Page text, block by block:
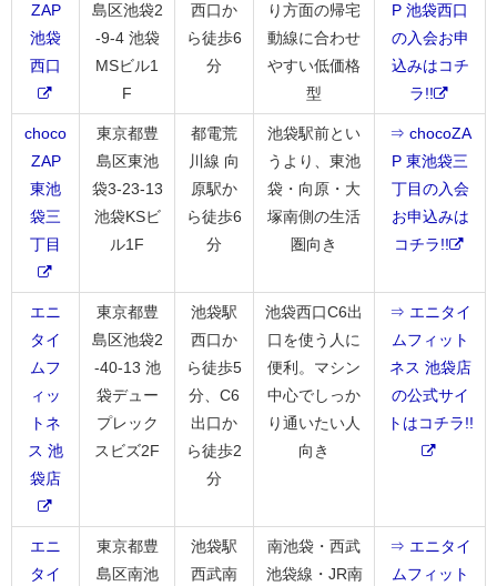
ZAP
池袋
西口
島区池袋2
-9-4 池袋
MSビル1
F
西口か
ら徒歩6
分
り方面の帰宅
動線に合わせ
やすい低価格
型
P 池袋西口
の入会お申
込みはコチ
ラ!!
choco
ZAP
東池
袋三
丁目
東京都豊
島区東池
袋3-23-13
池袋KSビ
ル1F
都電荒
川線 向
原駅か
ら徒歩6
分
池袋駅前とい
うより、東池
袋・向原・大
塚南側の生活
圏向き
⇒ chocoZA
P 東池袋三
丁目の入会
お申込みは
コチラ!!
エニ
タイ
ムフ
ィッ
トネ
ス 池
袋店
東京都豊
島区池袋2
-40-13 池
袋デュー
プレック
スビズ2F
池袋駅
西口か
ら徒歩5
分、C6
出口か
ら徒歩2
分
池袋西口C6出
口を使う人に
便利。マシン
中心でしっか
り通いたい人
向き
⇒ エニタイ
ムフィット
ネス 池袋店
の公式サイ
トはコチラ!!
エニ
タイ
東京都豊
島区南池
池袋駅
西武南
南池袋・西武
池袋線・JR南
⇒ エニタイ
ムフィット